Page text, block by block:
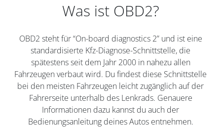
Was ist OBD2?
OBD2 steht für “On-board diagnostics 2” und ist eine
standardisierte Kfz-Diagnose-Schnittstelle, die
spätestens seit dem Jahr 2000 in nahezu allen
Fahrzeugen verbaut wird. Du findest diese Schnittstelle
bei den meisten Fahrzeugen leicht zugänglich auf der
Fahrerseite unterhalb des Lenkrads. Genauere
Informationen dazu kannst du auch der
Bedienungsanleitung deines Autos entnehmen.